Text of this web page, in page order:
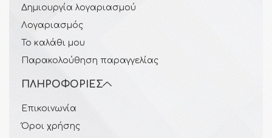
Δημιουργία λογαριασμού
Λογαριασμός
Το καλάθι μου
Παρακολούθηση παραγγελίας
ΠΛΗΡΟΦΟΡΊΕΣ
Επικοινωνία
Όροι χρήσης